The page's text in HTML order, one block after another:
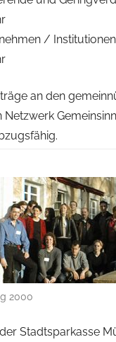
/
an den
2000
Stadtsparkasse